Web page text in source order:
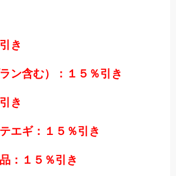
き
ン含む）：１５％引き
き
エギ：１５％引き
：１５％引き